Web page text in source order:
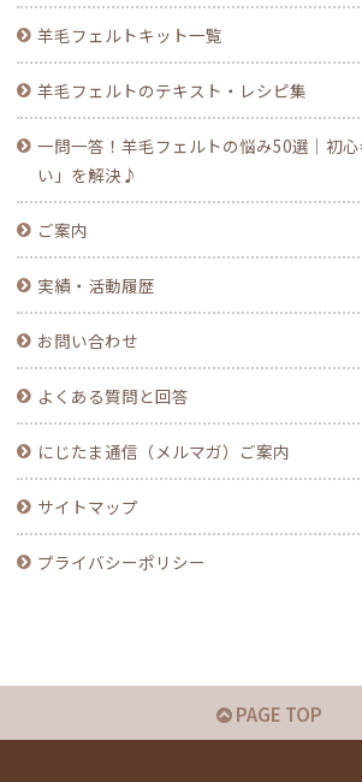
羊毛フェルトキット一覧
羊毛フェルトのテキスト・レシピ集
一問一答！羊毛フェルトの悩み50選｜初
い」を解決♪
ご案内
実績・活動履歴
お問い合わせ
よくある質問と回答
にじたま通信（メルマガ）ご案内
サイトマップ
プライバシーポリシー
PAGE TOP